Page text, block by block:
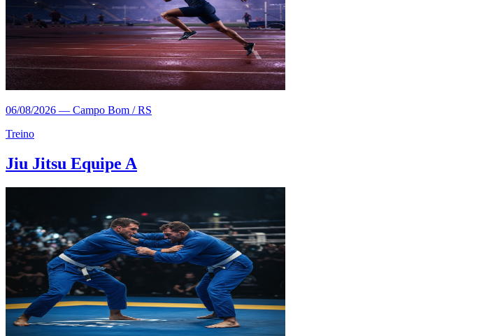
06/08/2026 — Campo Bom / RS
Treino
Jiu Jitsu Equipe A